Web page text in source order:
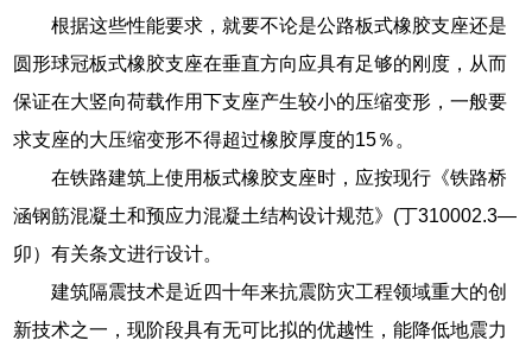
根据这些性能要求，就要不论是公路板式橡胶支座还是
圆形球冠板式橡胶支座在垂直方向应具有足够的刚度，从而
保证在大竖向荷载作用下支座产生较小的压缩变形，一般要
求支座的大压缩变形不得超过橡胶厚度的15％。
在铁路建筑上使用板式橡胶支座时，应按现行《铁路桥
涵钢筋混凝土和预应力混凝土结构设计规范》(丁310002.3—
卯）有关条文进行设计。
建筑隔震技术是近四十年来抗震防灾工程领域重大的创
新技术之一，现阶段具有无可比拟的优越性，能降低地震力